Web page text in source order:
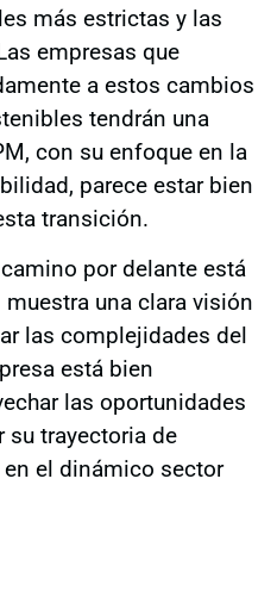
más estrictas y las
empresas que
a estos cambios
tendrán una
con su enfoque en la
parece estar bien
transición.
por delante está
una clara visión
las complejidades del
está bien
las oportunidades
su trayectoria de
el dinámico sector